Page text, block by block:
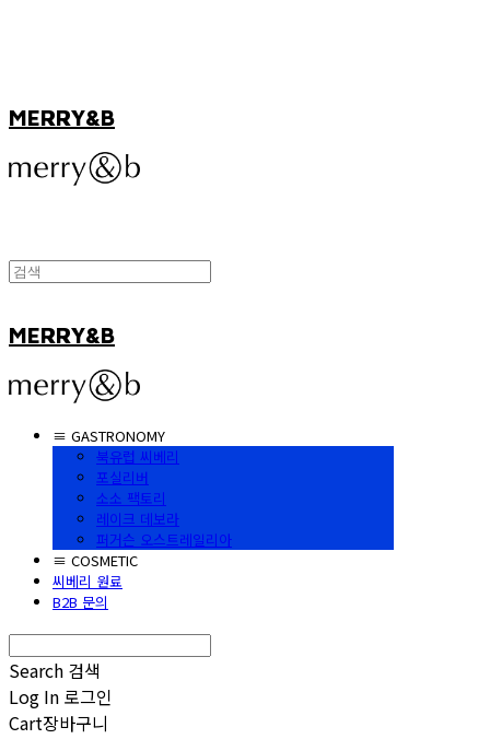
MERRY&B
MERRY&B
≡ GASTRONOMY
북유럽 씨베리
포실리버
소소 팩토리
레이크 데보라
퍼거슨 오스트레일리아
≡ COSMETIC
씨베리 원료
B2B 문의
Search 검색
Log In 로그인
Cart장바구니